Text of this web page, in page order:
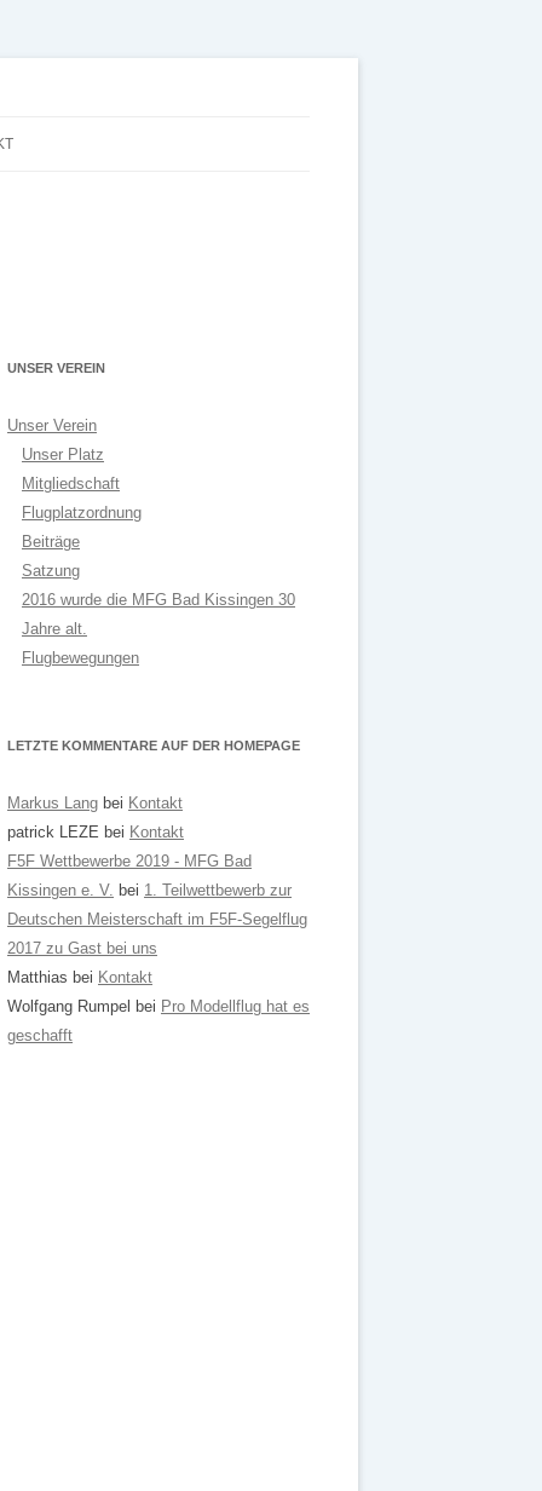
UNSER VEREIN
Unser Verein
Unser Platz
Mitgliedschaft
Flugplatzordnung
Beiträge
Satzung
2016 wurde die MFG Bad Kissingen 30
Jahre alt.
Flugbewegungen
LETZTE KOMMENTARE AUF DER HOMEPAGE
Markus Lang bei Kontakt
patrick LEZE bei Kontakt
F5F Wettbewerbe 2019 - MFG Bad
Kissingen e. V. bei 1. Teilwettbewerb zur
Deutschen Meisterschaft im F5F-Segelflug
2017 zu Gast bei uns
Matthias bei Kontakt
Wolfgang Rumpel bei Pro Modellflug hat es
geschafft